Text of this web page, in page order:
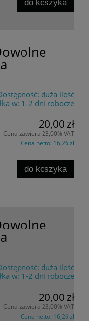
do koszyka
duża ilość
w: 1-2 dni robocze
20,00 zł
Cena zawiera 23,00% VAT
Cena netto: 16,26 zł
do koszyka
duża ilość
w: 1-2 dni robocze
20,00 zł
Cena zawiera 23,00% VAT
Cena netto: 16,26 zł